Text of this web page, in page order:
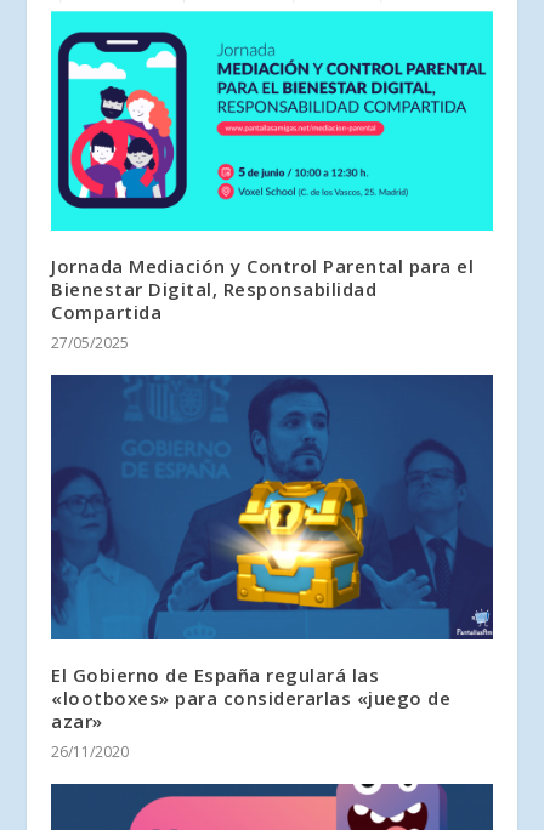
Jornada Mediación y Control Parental para el
Bienestar Digital, Responsabilidad
Compartida
27/05/2025
El Gobierno de España regulará las
«lootboxes» para considerarlas «juego de
azar»
26/11/2020